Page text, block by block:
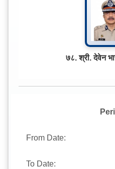
७८. श्री. देवेन
From Date:
To Date: